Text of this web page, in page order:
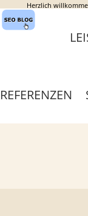
Herzlich
REFERENZEN